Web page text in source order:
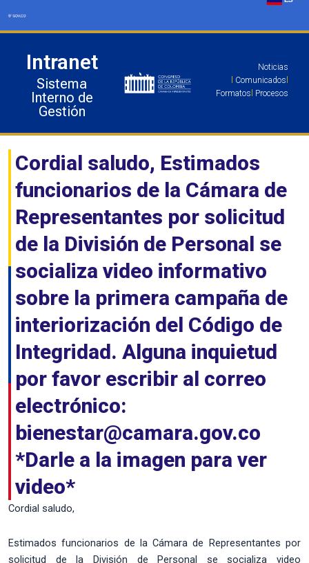
Intranet
Sistema
Interno de
Gestión
Noticias
Comunicados
Formatos Procesos
Cordial saludo, Estimados
funcionarios de la Cámara de
Representantes por solicitud
de la División de Personal se
socializa video informativo
sobre la primera campaña de
interiorización del Código de
Integridad. Alguna inquietud
por favor escribir al correo
electrónico:
bienestar@camara.gov.co
*Darle a la imagen para ver
video*
Cordial saludo,
Estimados funcionarios de la Cámara de Representantes por
solicitud de la División de Personal se socializa video